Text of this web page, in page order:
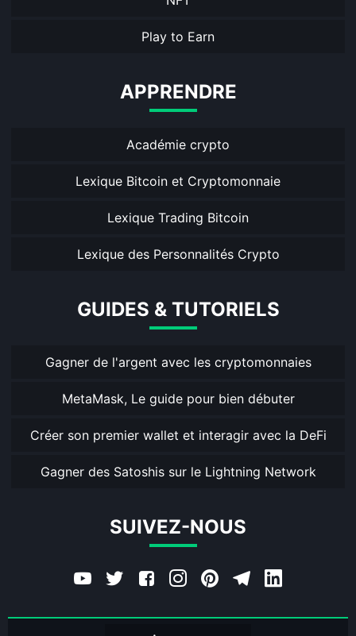
Play to Earn
APPRENDRE
Académie crypto
Lexique Bitcoin et Cryptomonnaie
Lexique Trading Bitcoin
Lexique des Personnalités Crypto
GUIDES & TUTORIELS
Gagner de l'argent avec les cryptomonnaies
MetaMask, Le guide pour bien débuter
Créer son premier wallet et interagir avec la DeFi
Gagner des Satoshis sur le Lightning Network
SUIVEZ-NOUS